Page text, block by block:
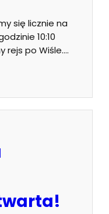
się licznie na
10:10
rejs po Wiśle.…